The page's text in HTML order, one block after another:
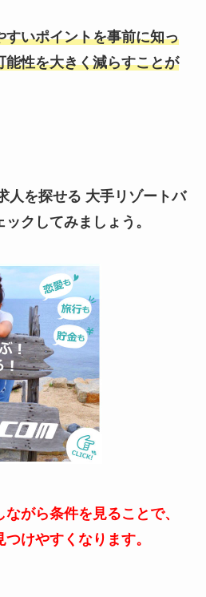
すいポイントを事前に知っ
能性を大きく減らすことが
人を探せる 大手リゾートバ
クしてみましょう。
がら条件を見ることで、
けやすくなります。